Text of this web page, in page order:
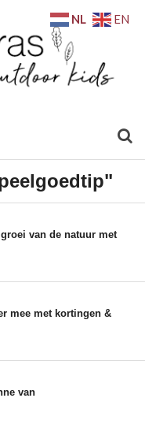
van de natuur met
mee met kortingen &
van
NL EN